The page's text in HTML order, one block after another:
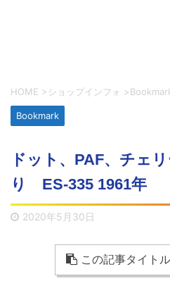
HOME > ショップインフォ >
Bookmark
ドット、PAF、チェ
り ES-335 1961年
2020年5月30日
この記事タイト